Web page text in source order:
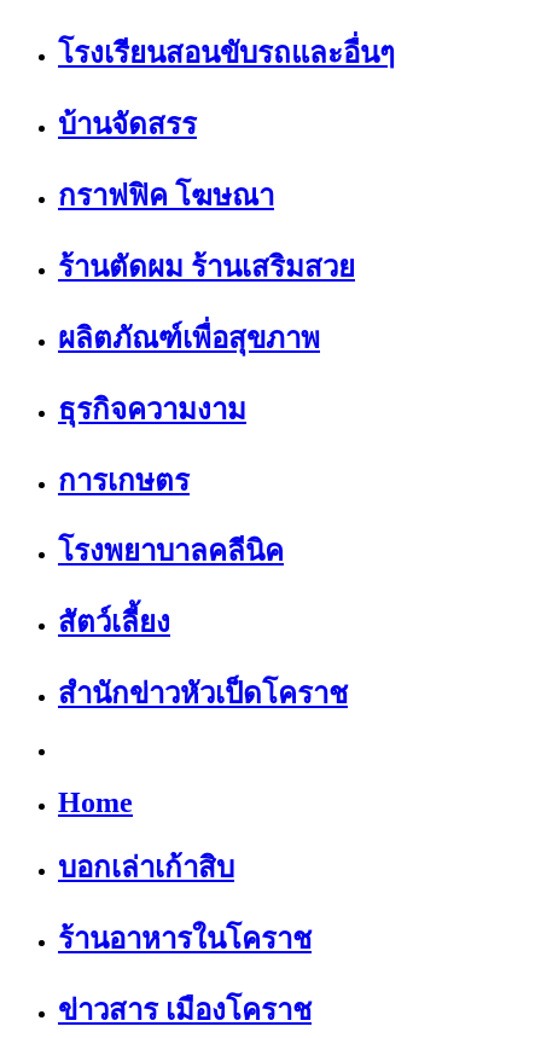
โรงเรียนสอนขับรถและอื่นๆ
บ้านจัดสรร
กราฟฟิค โฆษณา
ร้านตัดผม ร้านเสริมสวย
ผลิตภัณฑ์เพื่อสุขภาพ
ธุรกิจความงาม
การเกษตร
โรงพยาบาลคลีนิค
สัตว์เลี้ยง
สำนักข่าวหัวเป็ดโคราช
Home
บอกเล่าเก้าสิบ
ร้านอาหารในโคราช
ข่าวสาร เมืองโคราช